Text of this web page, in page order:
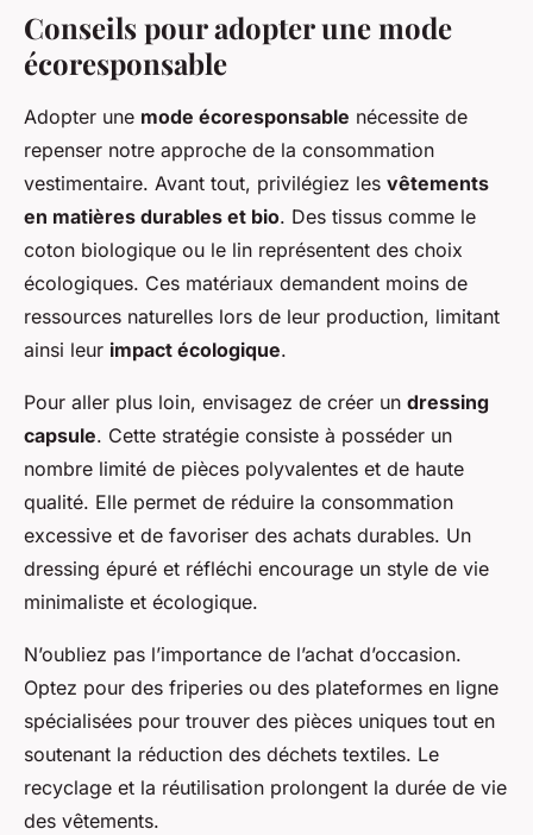
Conseils pour adopter une mode
écoresponsable
Adopter une mode écoresponsable nécessite de
repenser notre approche de la consommation
vestimentaire. Avant tout, privilégiez les vêtements
en matières durables et bio. Des tissus comme le
coton biologique ou le lin représentent des choix
écologiques. Ces matériaux demandent moins de
ressources naturelles lors de leur production, limitant
ainsi leur impact écologique.
Pour aller plus loin, envisagez de créer un dressing
capsule. Cette stratégie consiste à posséder un
nombre limité de pièces polyvalentes et de haute
qualité. Elle permet de réduire la consommation
excessive et de favoriser des achats durables. Un
dressing épuré et réfléchi encourage un style de vie
minimaliste et écologique.
N’oubliez pas l’importance de l’achat d’occasion.
Optez pour des friperies ou des plateformes en ligne
spécialisées pour trouver des pièces uniques tout en
soutenant la réduction des déchets textiles. Le
recyclage et la réutilisation prolongent la durée de vie
des vêtements.